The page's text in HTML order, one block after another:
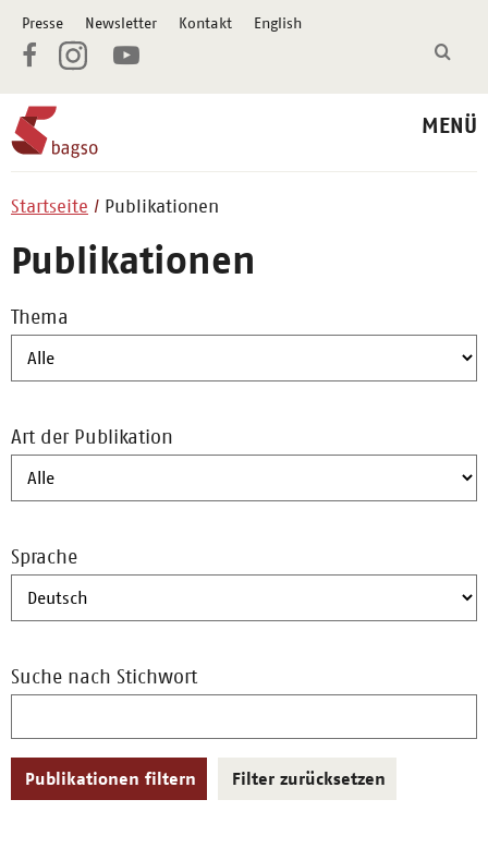
Presse Newsletter Kontakt English
MENÜ
Startseite Publikationen
Publikationen
Thema
Art der Publikation
Sprache
Suche nach Stichwort
Publikationen filtern Filter zurücksetzen